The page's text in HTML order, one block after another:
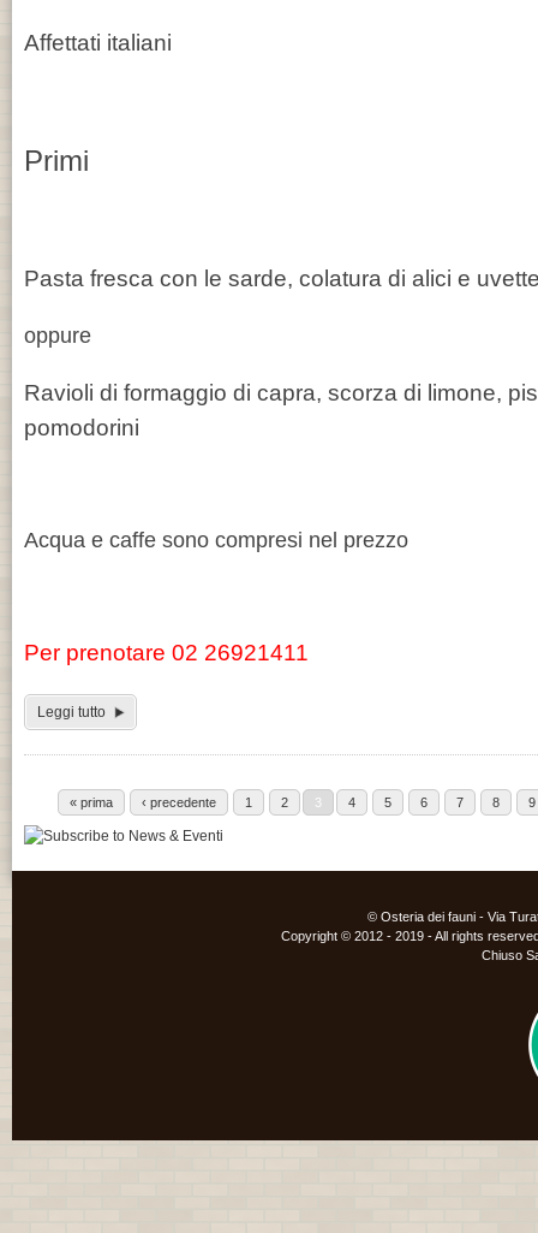
Affettati italiani
Primi
Pasta fresca con le sarde, colatura di alici e
oppure
Ravioli di formaggio di capra, scorza di limone,
pomodorini
Acqua e caffe sono compresi nel prezzo
Per prenotare 02 26921411
Leggi tutto
« prima ‹ precedente 1 2 3 4 5 6 7 8 9
© Osteria dei fauni - Via
Copyright © 2012 - 2019 - All rights
Chiuso